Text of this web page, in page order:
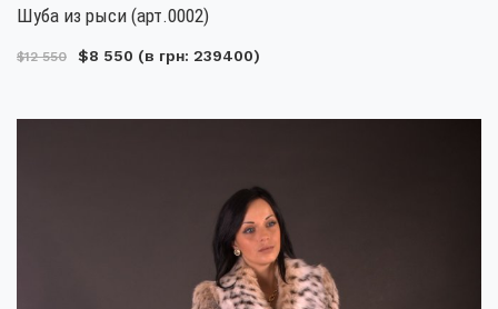
Шуба из рыси (арт.0002)
$12 550 $8 550 (в грн: 239400)